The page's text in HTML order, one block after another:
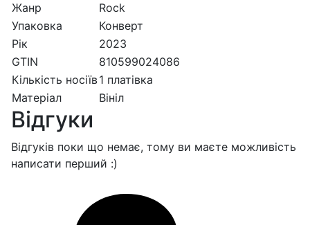
Жанр
Rock
Упаковка
Конверт
Рік
2023
GTIN
810599024086
Кількість носіїв1 платівка
Матеріал
Вініл
Відгуки
Відгуків поки що немає, тому ви маєте можливість
написати перший :)